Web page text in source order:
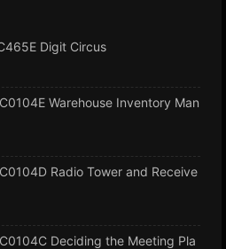
Digit Circus
Warehouse Inventory Man
Radio Tower and Receive
Deciding the Meeting Pla